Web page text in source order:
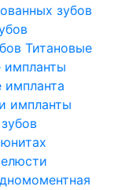
зубов
Титановые
импланты
импланта
импланты